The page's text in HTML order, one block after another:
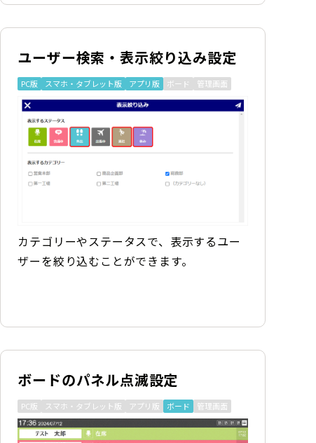
ユーザー検索・表示絞り込み設定
PC版 スマホ・タブレット版 アプリ版 ボード 管理画面
カテゴリーやステータスで、表示するユー
ザーを絞り込むことができます。
ボードのパネル点滅設定
PC版 スマホ・タブレット版 アプリ版 ボード 管理画面